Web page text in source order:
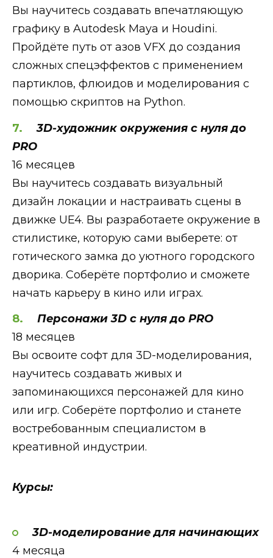
Вы научитесь создавать впечатляющую
графику в Autodesk Maya и Houdini.
Пройдёте путь от азов VFX до создания
сложных спецэффектов с применением
партиклов, флюидов и моделирования с
помощью скриптов на Python.
3D-художник окружения с нуля до
PRO
16 месяцев
Вы научитесь создавать визуальный
дизайн локации и настраивать сцены в
движке UE4. Вы разработаете окружение в
стилистике, которую сами выберете: от
готического замка до уютного городского
дворика. Соберёте портфолио и сможете
начать карьеру в кино или играх.
Персонажи 3D с нуля до PRO
18 месяцев
Вы освоите софт для 3D-моделирования,
научитесь создавать живых и
запоминающихся персонажей для кино
или игр. Соберёте портфолио и станете
востребованным специалистом в
креативной индустрии.
Курсы:
3D-моделирование для начинающих
4 месяца